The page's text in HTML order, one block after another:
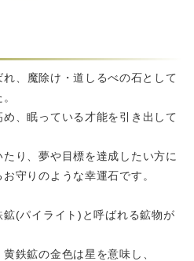
、 魔除け・道しるべの石として
、眠っている才能を引き出して
り、夢や目標を達成したい方に
守りのような幸運石です。
(パイライト)と呼ばれる鉱物が
鉄鉱の金色は星を意味し、